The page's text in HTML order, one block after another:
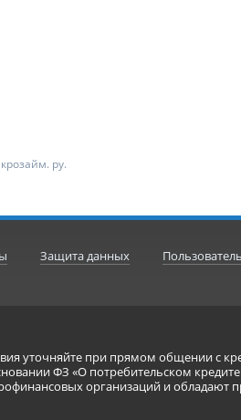
ру.
Защита данных
уточняйте при прямом общении с
ФЗ «О потребительском
организаций и обладают